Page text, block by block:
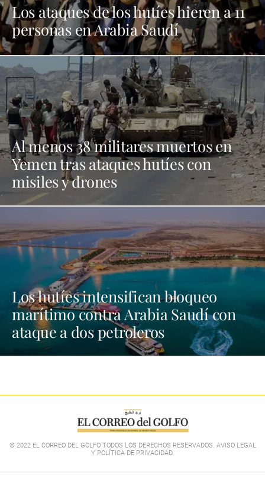
Los ataques de los hutíes hieren a 11
personas en Arabia Saudí
Al menos 38 militares muertos en
Yemen tras ataques hutíes con
misiles y drones
Los hutíes intensifican bloqueo
marítimo contra Arabia Saudí con
ataque a dos petroleros
© 2022 EL CORREO DEL GOLFO TODOS LOS DERECHOS RESERVADOS. AVISO LEGAL
Y POLÍTICA DE PRIVACIDAD.